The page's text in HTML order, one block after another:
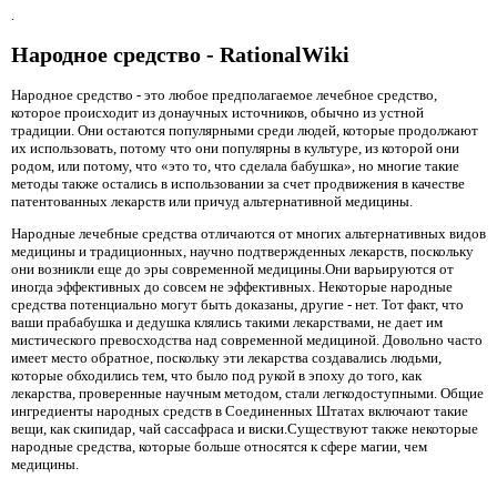
Народное средство - RationalWiki
Народное средство - это любое предполагаемое лечебное средство,
которое происходит из донаучных источников, обычно из устной
традиции. Они остаются популярными среди людей, которые продолжают
их использовать, потому что они популярны в культуре, из которой они
родом, или потому, что «это то, что сделала бабушка», но многие такие
методы также остались в использовании за счет продвижения в качестве
патентованных лекарств или причуд альтернативной медицины.
Народные лечебные средства отличаются от многих альтернативных видов
медицины и традиционных, научно подтвержденных лекарств, поскольку
они возникли еще до эры современной медицины.Они варьируются от
иногда эффективных до совсем не эффективных. Некоторые народные
средства потенциально могут быть доказаны, другие - нет. Тот факт, что
ваши прабабушка и дедушка клялись такими лекарствами, не дает им
мистического превосходства над современной медициной. Довольно часто
имеет место обратное, поскольку эти лекарства создавались людьми,
которые обходились тем, что было под рукой в ​​эпоху до того, как
лекарства, проверенные научным методом, стали легкодоступными. Общие
ингредиенты народных средств в Соединенных Штатах включают такие
вещи, как скипидар, чай сассафраса и виски.Существуют также некоторые
народные средства, которые больше относятся к сфере магии, чем
медицины.